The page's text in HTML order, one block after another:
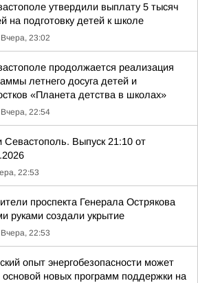
утвердили выплату 5 тысяч
на подготовку детей к школе
Вчера, 23:02
продолжается реализация
летнего досуга детей и
«Планета детства в школах»
Вчера, 22:54
Севастополь. Выпуск 21:10 от
22:53
проспекта Генерала Острякова
руками создали укрытие
Вчера, 22:53
опыт энергобезопасности может
основой новых программ поддержки на